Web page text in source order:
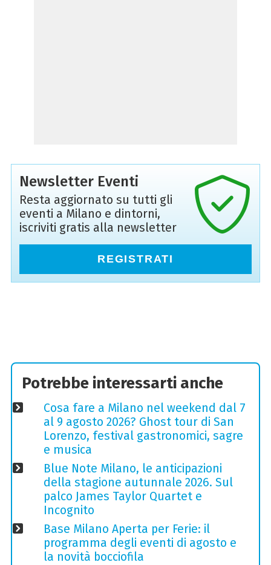
Newsletter Eventi
Resta aggiornato su tutti gli
eventi a Milano e dintorni,
iscriviti gratis alla newsletter
REGISTRATI
Potrebbe interessarti anche
Cosa fare a Milano nel weekend dal 7
al 9 agosto 2026? Ghost tour di San
Lorenzo, festival gastronomici, sagre
e musica
Blue Note Milano, le anticipazioni
della stagione autunnale 2026. Sul
palco James Taylor Quartet e
Incognito
Base Milano Aperta per Ferie: il
programma degli eventi di agosto e
la novità bocciofila